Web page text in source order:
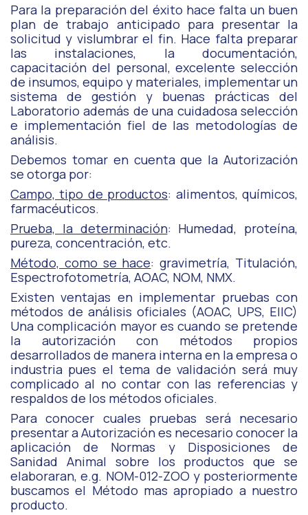
Para la preparación del éxito hace falta un buen
plan de trabajo anticipado para presentar la
solicitud y vislumbrar el fin. Hace falta preparar
las instalaciones, la documentación,
capacitación del personal, excelente selección
de insumos, equipo y materiales, implementar un
sistema de gestión y buenas prácticas del
Laboratorio además de una cuidadosa selección
e implementación fiel de las metodologías de
análisis.
Debemos tomar en cuenta que la Autorización
se otorga por:
Campo, tipo de productos: alimentos, químicos,
farmacéuticos.
Prueba, la determinación: Humedad, proteína,
pureza, concentración, etc.
Método, como se hace: gravimetría, Titulación,
Espectrofotometría, AOAC, NOM, NMX.
Existen ventajas en implementar pruebas con
métodos de análisis oficiales (AOAC, UPS, EIIC)
Una complicación mayor es cuando se pretende
la autorización con métodos propios
desarrollados de manera interna en la empresa o
industria pues el tema de validación será muy
complicado al no contar con las referencias y
respaldos de los métodos oficiales.
Para conocer cuales pruebas será necesario
presentar a Autorización es necesario conocer la
aplicación de Normas y Disposiciones de
Sanidad Animal sobre los productos que se
elaboraran, e.g. NOM-012-ZOO y posteriormente
buscamos el Método mas apropiado a nuestro
producto.